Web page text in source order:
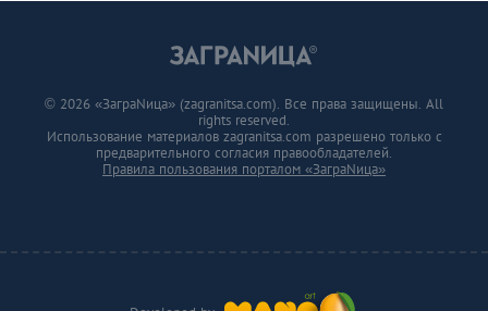
© 2026 «ЗаграNица» (zagranitsa.com). Все права защищены. All
rights reserved.
Использование материалов zagranitsa.com разрешено только с
предварительного согласия правообладателей.
Правила пользования порталом «ЗаграNица»